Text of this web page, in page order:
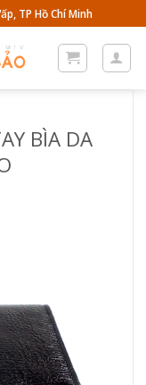
TP Hồ Chí Minh
BÌA DA